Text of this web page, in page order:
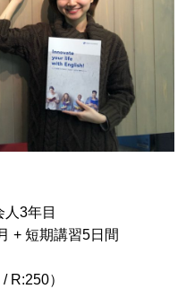
3年目
+ 短期講習5日間
R:250）